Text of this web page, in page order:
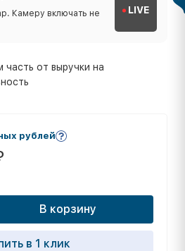
Камеру включать не
LIVE
часть от выручки на
рублей
В корзину
в 1 клик